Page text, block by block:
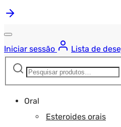
Iniciar sessão
Lista de
Pesquisar
Oral
Esteroides orais